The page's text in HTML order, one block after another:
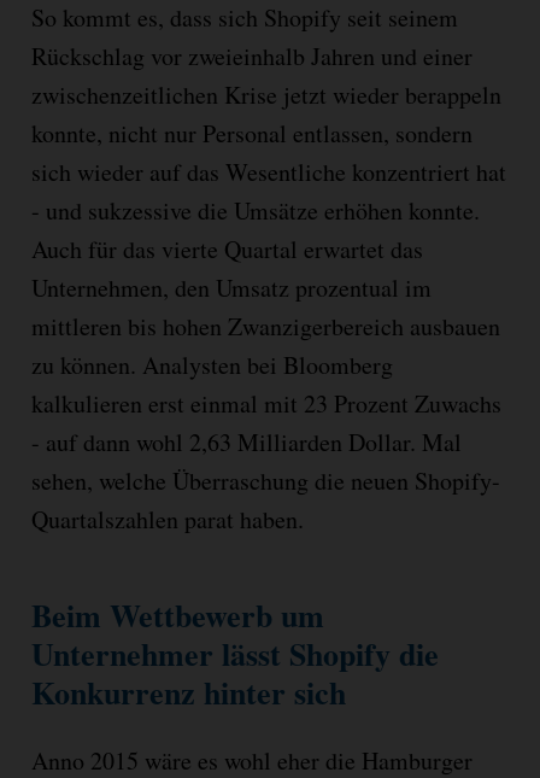
So kommt es, dass sich Shopify seit seinem
Rückschlag vor zweieinhalb Jahren und einer
zwischenzeitlichen Krise jetzt wieder berappeln
konnte, nicht nur Personal entlassen, sondern
sich wieder auf das Wesentliche konzentriert hat
- und sukzessive die Umsätze erhöhen konnte.
Auch für das vierte Quartal erwartet das
Unternehmen, den Umsatz prozentual im
mittleren bis hohen Zwanzigerbereich ausbauen
zu können. Analysten bei Bloomberg
kalkulieren erst einmal mit 23 Prozent Zuwachs
- auf dann wohl 2,63 Milliarden Dollar. Mal
sehen, welche Überraschung die neuen Shopify-
Quartalszahlen parat haben.
Beim Wettbewerb um
Unternehmer lässt Shopify die
Konkurrenz hinter sich
Anno 2015 wäre es wohl eher die Hamburger